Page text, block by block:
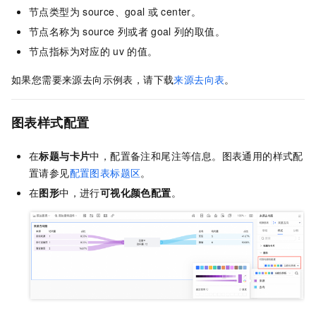
节点类型为 source、goal 或 center。
节点名称为 source 列或者 goal 列的取值。
节点指标为对应的 uv 的值。
如果您需要来源去向示例表，请下载来源去向表。
图表样式配置
在标题与卡片中，配置备注和尾注等信息。图表通用的样式配
置请参见配置图表标题区。
在图形中，进行可视化颜色配置。